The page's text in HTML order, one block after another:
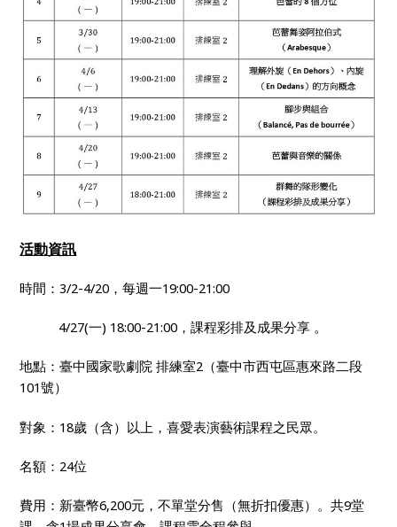
活動資訊
時間：3/2-4/20，每週一19:00-21:00
4/27(一) 18:00-21:00 ，課程彩排及成果分享 。
地點：臺中國家歌劇院 排練室2 （臺中市西屯區惠來路二段
101號）
對象： 18歲（含）以上，喜愛表演藝術課程之民眾。
名額： 24位
費用：新臺幣6,200元，不單堂分售（無折扣優惠）。共9堂